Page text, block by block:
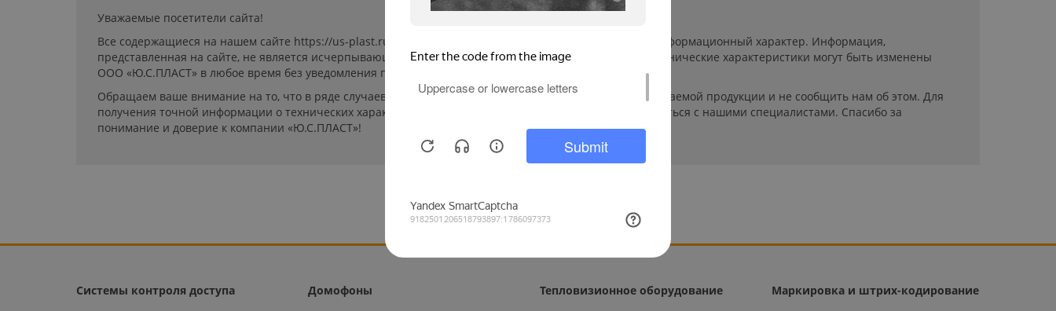
Уважаемые посетители сайта!
Все содержащиеся на нашем сайте https://us-plast.ru/ (далее «сайт») сведения носят исключительно информационный характер. Информация,
представленная на сайте, не является исчерпывающей. Указанные на сайте цены, комплектации и технические характеристики могут быть изменены
ООО «Ю.С.ПЛАСТ» в любое время без уведомления пользователей сайта.
Обращаем ваше внимание на то, что в ряде случаев производители могут изменить параметры выпускаемой продукции и не сообщить нам об этом. Для
получения точной информации о технических характеристиках и стоимости товаров необходимо связаться с нашими специалистами. Спасибо за
понимание и доверие к компании «Ю.С.ПЛАСТ»!
Системы контроля доступа
Домофоны
Тепловизионное оборудование
Маркировка и штрих-кодирование